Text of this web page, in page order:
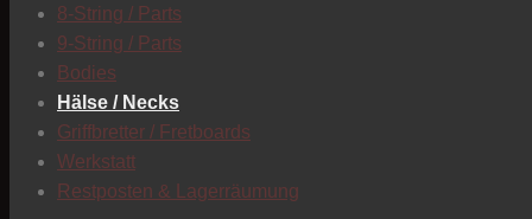
8-String / Parts
9-String / Parts
Bodies
Hälse / Necks
Griffbretter / Fretboards
Werkstatt
Restposten & Lagerräumung